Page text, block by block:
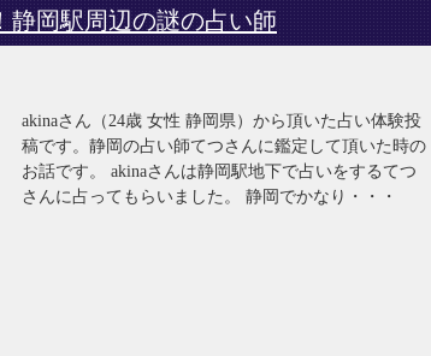
静岡駅周辺の謎の占い師
akinaさん（24歳 女性 静岡県）から頂いた占い体験投
稿です。静岡の占い師てつさんに鑑定して頂いた時の
お話です。 akinaさんは静岡駅地下で占いをするてつ
さんに占ってもらいました。 静岡でかなり・・・